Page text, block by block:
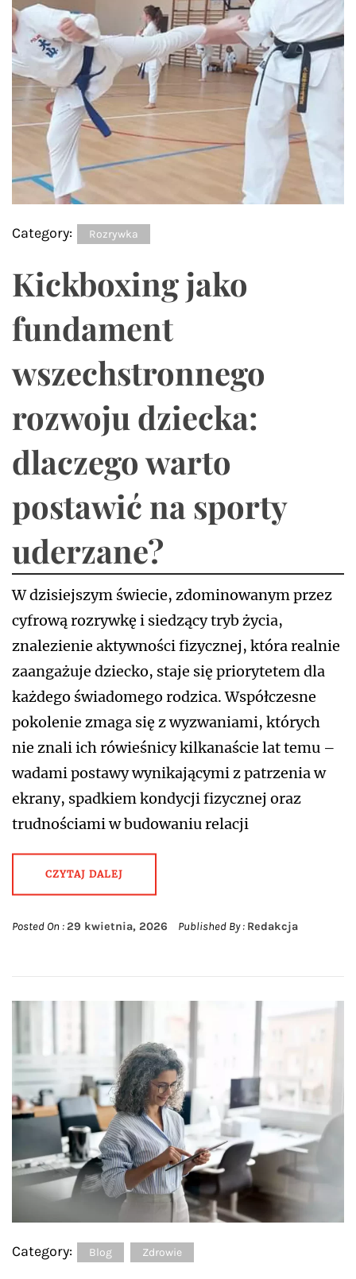
Category: Rozrywka
Kickboxing jako
fundament
wszechstronnego
rozwoju dziecka:
dlaczego warto
postawić na sporty
uderzane?
W dzisiejszym świecie, zdominowanym przez
cyfrową rozrywkę i siedzący tryb życia,
znalezienie aktywności fizycznej, która realnie
zaangażuje dziecko, staje się priorytetem dla
każdego świadomego rodzica. Współczesne
pokolenie zmaga się z wyzwaniami, których
nie znali ich rówieśnicy kilkanaście lat temu –
wadami postawy wynikającymi z patrzenia w
ekrany, spadkiem kondycji fizycznej oraz
trudnościami w budowaniu relacji
CZYTAJ DALEJ
Posted On :29 kwietnia, 2026 Published By : Redakcja
Category: Blog Zdrowie